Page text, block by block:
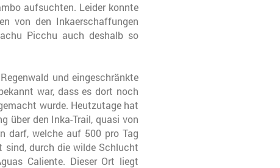
aufsuchten. Leider konnte
von den Inkaerschaffungen
Picchu auch deshalb so
und eingeschränkte
war, dass es dort noch
wurde. Heutzutage hat
über den Inka-Trail, quasi von
darf, welche auf 500 pro Tag
sind, durch die wilde Schlucht
Caliente. Dieser Ort liegt